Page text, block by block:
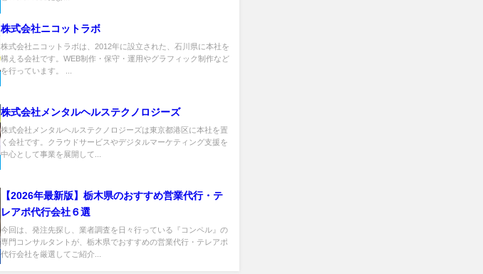
株式会社ニコットラボ
株式会社ニコットラボは、2012年に設立された、石川県に本社を
構える会社です。WEB制作・保守・運用やグラフィック制作など
を行っています。 ...
株式会社メンタルヘルステクノロジーズ
株式会社メンタルヘルステクノロジーズは東京都港区に本社を置
く会社です。クラウドサービスやデジタルマーケティング支援を
中心として事業を展開して...
【2026年最新版】栃木県のおすすめ営業代行・テ
レアポ代行会社６選
今回は、発注先探し、業者調査を日々行っている『コンペル』の
専門コンサルタントが、栃木県でおすすめの営業代行・テレアポ
代行会社を厳選してご紹介...